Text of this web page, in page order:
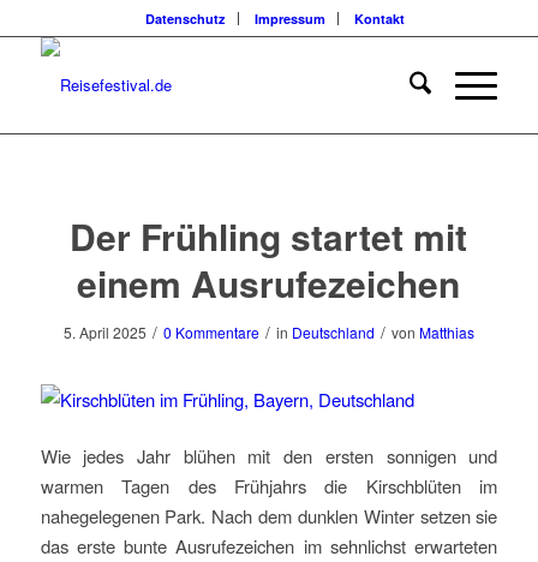
Datenschutz Impressum Kontakt
Der Frühling startet mit
einem Ausrufezeichen
5. April 2025 / 0 Kommentare / in Deutschland / von Matthias
Wie jedes Jahr blühen mit den ersten sonnigen und
warmen Tagen des Frühjahrs die Kirschblüten im
nahegelegenen Park. Nach dem dunklen Winter setzen sie
das erste bunte Ausrufezeichen im sehnlichst erwarteten